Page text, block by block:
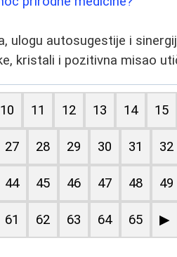
ulogu autosugestije i
kristali i pozitivna misao
10 11 12 13 14 15
27 28 29 30 31 32
44 45 46 47 48 49
61 62 63 64 65 ▶